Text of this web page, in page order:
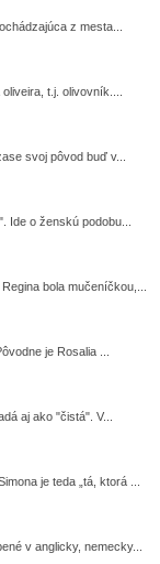
z mesta...
t.j. olivovník....
svoj pôvod buď v...
Ide o ženskú podobu...
bola mučeníčkou,...
je Rosalia ...
aj ako "čistá". V...
je teda „tá, ktorá ...
v anglicky, nemecky...